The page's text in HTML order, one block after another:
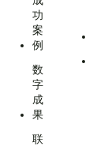
功
案
例
数
字
成
果
联